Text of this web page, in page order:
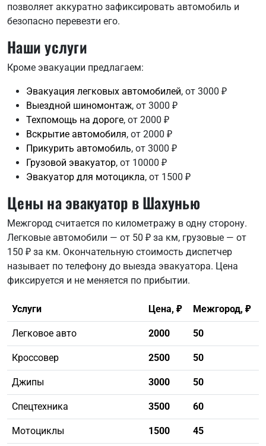
позволяет аккуратно зафиксировать автомобиль и
безопасно перевезти его.
Наши услуги
Кроме эвакуации предлагаем:
Эвакуация легковых автомобилей, от 3000 ₽
Выездной шиномонтаж, от 3000 ₽
Техпомощь на дороге, от 2000 ₽
Вскрытие автомобиля, от 2000 ₽
Прикурить автомобиль, от 3000 ₽
Грузовой эвакуатор, от 10000 ₽
Эвакуатор для мотоцикла, от 1500 ₽
Цены на эвакуатор в Шахунью
Межгород считается по километражу в одну сторону.
Легковые автомобили — от 50 ₽ за км, грузовые — от
150 ₽ за км. Окончательную стоимость диспетчер
называет по телефону до выезда эвакуатора. Цена
фиксируется и не меняется по прибытии.
Услуги Цена, ₽ Межгород, ₽
Легковое авто 2000 50
Кроссовер 2500 50
Джипы 3000 50
Спецтехника 3500 60
Мотоциклы 1500 45